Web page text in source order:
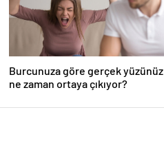
Burcunuza göre gerçek yüzünüz
ne zaman ortaya çıkıyor?